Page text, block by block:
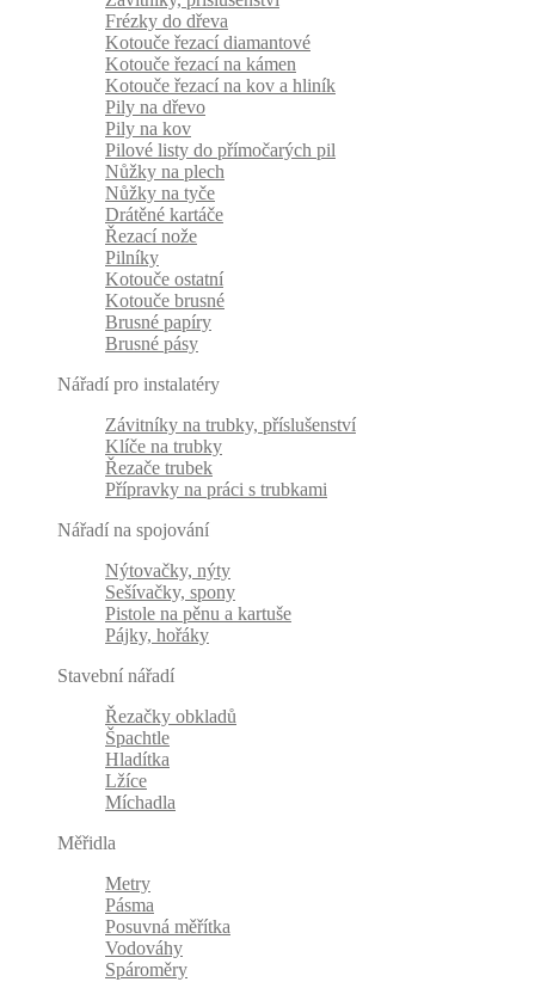
Frézky do dřeva
Kotouče řezací diamantové
Kotouče řezací na kámen
Kotouče řezací na kov a hliník
Pily na dřevo
Pily na kov
Pilové listy do přímočarých pil
Nůžky na plech
Nůžky na tyče
Drátěné kartáče
Řezací nože
Pilníky
Kotouče ostatní
Kotouče brusné
Brusné papíry
Brusné pásy
Nářadí pro instalatéry
Závitníky na trubky, příslušenství
Klíče na trubky
Řezače trubek
Přípravky na práci s trubkami
Nářadí na spojování
Nýtovačky, nýty
Sešívačky, spony
Pistole na pěnu a kartuše
Pájky, hořáky
Stavební nářadí
Řezačky obkladů
Špachtle
Hladítka
Lžíce
Míchadla
Měřidla
Metry
Pásma
Posuvná měřítka
Vodováhy
Spároměry